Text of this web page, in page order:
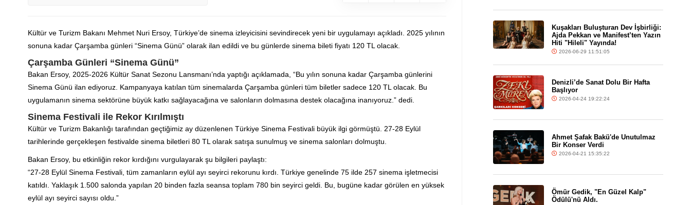
Kültür ve Turizm Bakanı Mehmet Nuri Ersoy, Türkiye’de sinema izleyicisini sevindirecek yeni bir uygulamayı açıkladı. 2025 yılının
sonuna kadar Çarşamba günleri “Sinema Günü” olarak ilan edildi ve bu günlerde sinema bileti fiyatı 120 TL olacak.
Çarşamba Günleri “Sinema Günü”
Bakan Ersoy, 2025-2026 Kültür Sanat Sezonu Lansmanı’nda yaptığı açıklamada, “Bu yılın sonuna kadar Çarşamba günlerini
Sinema Günü ilan ediyoruz. Kampanyaya katılan tüm sinemalarda Çarşamba günleri tüm biletler sadece 120 TL olacak. Bu
uygulamanın sinema sektörüne büyük katkı sağlayacağına ve salonların dolmasına destek olacağına inanıyoruz.” dedi.
Sinema Festivali ile Rekor Kırılmıştı
Kültür ve Turizm Bakanlığı tarafından geçtiğimiz ay düzenlenen Türkiye Sinema Festivali büyük ilgi görmüştü. 27-28 Eylül
tarihlerinde gerçekleşen festivalde sinema biletleri 80 TL olarak satışa sunulmuş ve sinema salonları dolmuştu.
Bakan Ersoy, bu etkinliğin rekor kırdığını vurgulayarak şu bilgileri paylaştı:
“27-28 Eylül Sinema Festivali, tüm zamanların eylül ayı seyirci rekorunu kırdı. Türkiye genelinde 75 ilde 257 sinema işletmecisi
katıldı. Yaklaşık 1.500 salonda yapılan 20 binden fazla seansa toplam 780 bin seyirci geldi. Bu, bugüne kadar görülen en yüksek
eylül ayı seyirci sayısı oldu.”
Kuşakları Buluşturan Dev İşbirliği:
Ajda Pekkan ve Manifest’ten Yazın
Hiti "Hileli" Yayında!
2026-06-29 11:51:05
Denizli’de Sanat Dolu Bir Hafta
Başlıyor
2026-04-24 19:22:24
Ahmet Şafak Bakü'de Unutulmaz
Bir Konser Verdi
2026-04-21 15:35:22
Ömür Gedik, "En Güzel Kalp"
Ödülü'nü Aldı.